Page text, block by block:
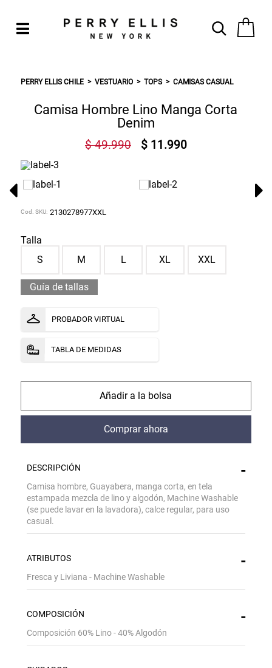
PERRY ELLIS CHILE VESTUARIO TOPS CAMISAS CASUAL
Camisa Hombre Lino Manga Corta
Denim
$ 49.990 $ 11.990
Cod. SKU: 2130278977XXL
Talla
S
M L XL XXL
Guía de tallas
PROBADOR VIRTUAL
TABLA DE MEDIDAS
comprar
comprar
DESCRIPCIÓN
Camisa hombre, Guayabera, manga corta, en tela
estampada mezcla de lino y algodón, Machine Washable
(se puede lavar en la lavadora), calce regular, para uso
casual.
ATRIBUTOS
Fresca y Liviana - Machine Washable
COMPOSICIÓN
Composición 60% Lino - 40% Algodón